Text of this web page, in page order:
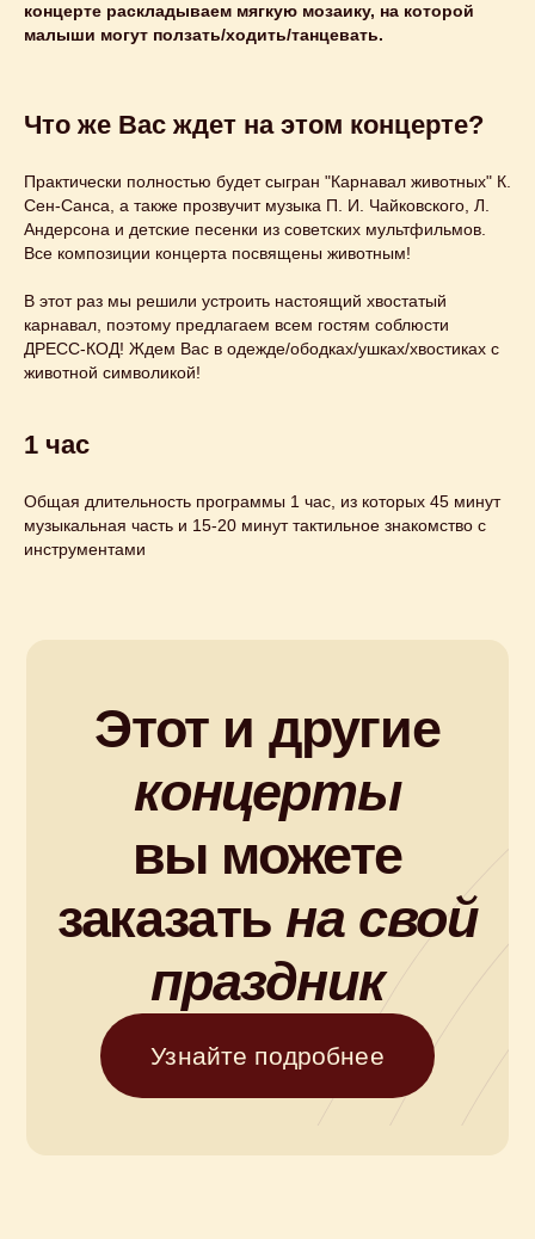
концерте раскладываем мягкую мозаику, на которой
малыши могут ползать/ходить/танцевать.
Что же Вас ждет на этом концерте?
Практически полностью будет сыгран "Карнавал животных" К.
Сен-Санса, а также прозвучит музыка П. И. Чайковского, Л.
Андерсона и детские песенки из советских мультфильмов.
Все композиции концерта посвящены животным!
В этот раз мы решили устроить настоящий хвостатый
карнавал, поэтому предлагаем всем гостям соблюсти
ДРЕСС-КОД! Ждем Вас в одежде/ободках/ушках/хвостиках с
животной символикой!
1 час
Общая длительность программы 1 час, из которых 45 минут
музыкальная часть и 15-20 минут тактильное знакомство с
инструментами
Этот и другие
вы можете
заказатьна свой
праздник
Узнайте подробнее